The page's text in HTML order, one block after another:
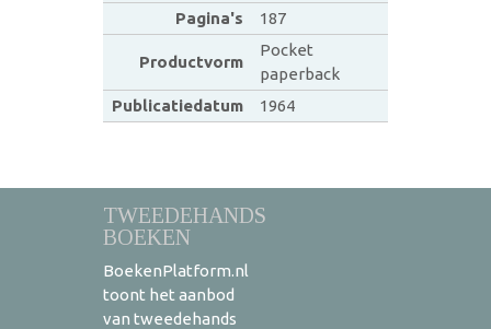
Pagina's
187
Productvorm
Pocket
paperback
Publicatiedatum
1964
TWEEDEHANDS
BOEKEN
BoekenPlatform.nl
toont het aanbod
van tweedehands